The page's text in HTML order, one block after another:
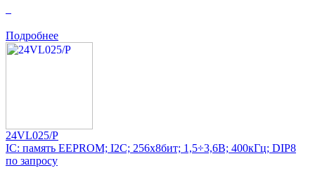
Подробнее
24VL025/P
IC: память EEPROM; I2C; 256x8бит; 1,5÷3,6В; 400кГц; DIP8
по запросу